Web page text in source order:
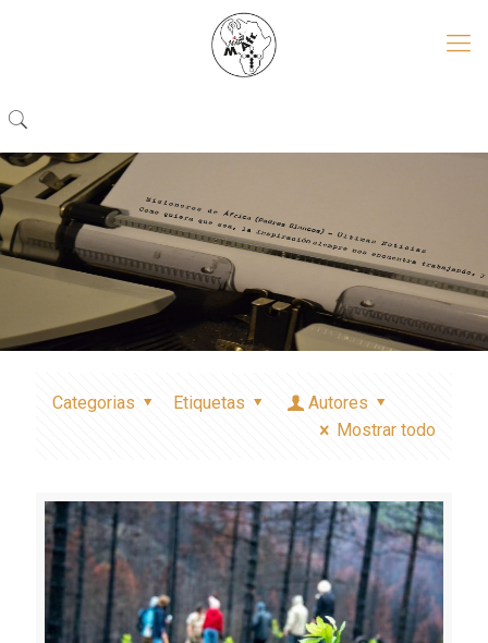
Categorias Etiquetas
Autores
Mostrar todo